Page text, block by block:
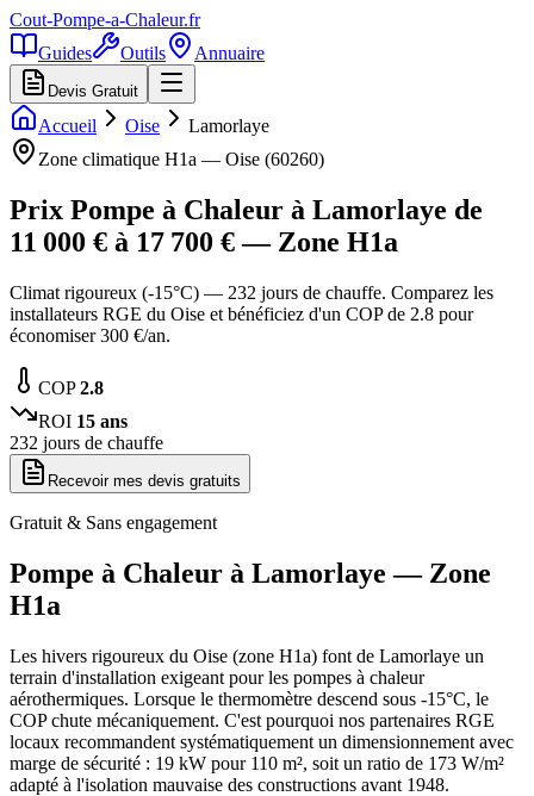
Cout-Pompe-a-Chaleur.fr
Guides
Outils Annuaire
Devis Gratuit
Accueil Oise
Lamorlaye
Zone climatique H1a — Oise (60260)
Prix Pompe à Chaleur à Lamorlaye de
11 000 € à 17 700 € — Zone H1a
Climat rigoureux (-15°C) — 232 jours de chauffe. Comparez les
installateurs RGE du Oise et bénéficiez d'un COP de 2.8 pour
économiser 300 €/an.
COP2.8
ROI 15 ans
232 jours de chauffe
Recevoir mes devis gratuits
Gratuit & Sans engagement
Pompe à Chaleur à Lamorlaye — Zone
H1a
Les hivers rigoureux du Oise (zone H1a) font de Lamorlaye un
terrain d'installation exigeant pour les pompes à chaleur
aérothermiques. Lorsque le thermomètre descend sous -15°C, le
COP chute mécaniquement. C'est pourquoi nos partenaires RGE
locaux recommandent systématiquement un dimensionnement avec
marge de sécurité : 19 kW pour 110 m², soit un ratio de 173 W/m²
adapté à l'isolation mauvaise des constructions avant 1948.